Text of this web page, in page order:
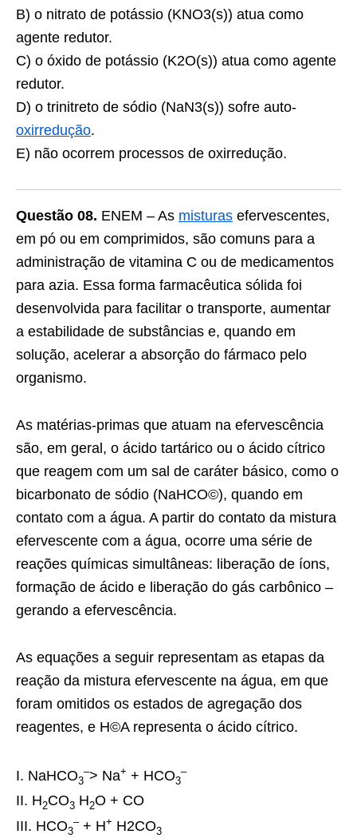
B) o nitrato de potássio (KNO3(s)) atua como
agente redutor.
C) o óxido de potássio (K2O(s)) atua como agente
redutor.
D) o trinitreto de sódio (NaN3(s)) sofre auto-
oxirredução.
E) não ocorrem processos de oxirredução.
Questão 08. ENEM – As misturas efervescentes,
em pó ou em comprimidos, são comuns para a
administração de vitamina C ou de medicamentos
para azia. Essa forma farmacêutica sólida foi
desenvolvida para facilitar o transporte, aumentar
a estabilidade de substâncias e, quando em
solução, acelerar a absorção do fármaco pelo
organismo.
As matérias-primas que atuam na efervescência
são, em geral, o ácido tartárico ou o ácido cítrico
que reagem com um sal de caráter básico, como o
bicarbonato de sódio (NaHCO©), quando em
contato com a água. A partir do contato da mistura
efervescente com a água, ocorre uma série de
reações químicas simultâneas: liberação de íons,
formação de ácido e liberação do gás carbônico –
gerando a efervescência.
As equações a seguir representam as etapas da
reação da mistura efervescente na água, em que
foram omitidos os estados de agregação dos
reagentes, e H©A representa o ácido cítrico.
I. NaHCO3
–> Na+ + HCO3
–
II. H2CO3 H2O + CO
III. HCO3
–+ H+ H2CO3